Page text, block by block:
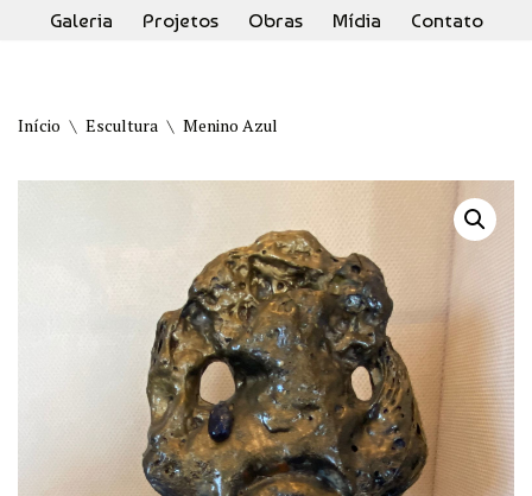
o
Galeria Projetos Obras Mídia Contato
Início \ Escultura \ Menino Azul